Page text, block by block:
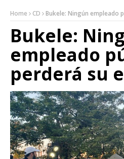
Home CD Bukele: Ningún empleado
Bukele:
empleado
perderá su